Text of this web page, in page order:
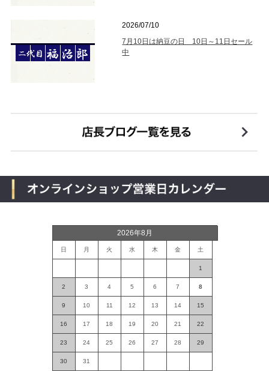
2026/07/10
7月10日は納豆の日 10日～11日セール
中
2026年8月
日 月 火 水 木 金 土
1
2 3 4 5 6 7 8
9 10 11 12 13 14 15
16 17 18 19 20 21 22
23 24 25 26 27 28 29
30 31